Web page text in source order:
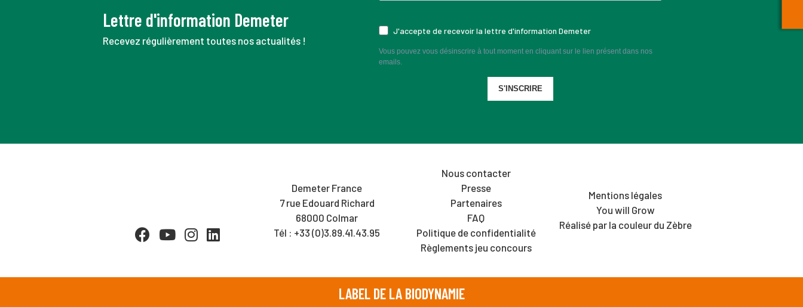
Lettre d'information Demeter
Recevez régulièrement toutes nos actualités !
J'accepte de recevoir la lettre d'information Demeter
Vous pouvez vous désinscrire à tout moment en cliquant sur le lien présent dans nos
emails.
S'INSCRIRE
Demeter France
7 rue Edouard Richard
68000 Colmar
Tél : +33 (0)3.89.41.43.95
Nous contacter
Presse
Partenaires
FAQ
Politique de confidentialité
Règlements jeu concours
Mentions légales
You will Grow
Réalisé par la couleur du Zèbre
LABEL DE LA BIODYNAMIE